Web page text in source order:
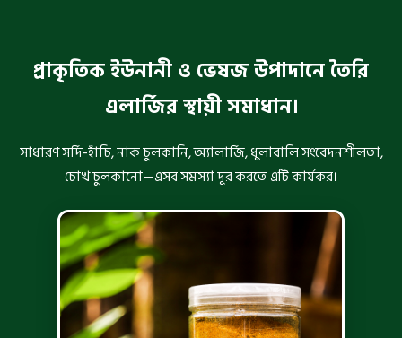
প্রাকৃতিক ইউনানী ও ভেষজ উপাদানে তৈরি
এলার্জির স্থায়ী সমাধান।
সাধারণ সর্দি-হাঁচি, নাক চুলকানি, অ্যালার্জি, ধুলাবালি সংবেদনশীলতা,
চোখ চুলকানো—এসব সমস্যা দূর করতে এটি কার্যকর।